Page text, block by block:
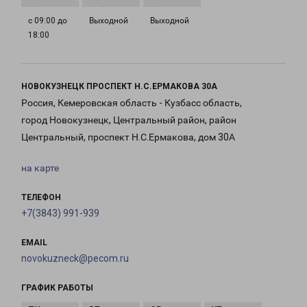
с 09:00 до
18:00
Выходной Выходной
НОВОКУЗНЕЦК ПРОСПЕКТ Н.С.ЕРМАКОВА 30А
Россия, Кемеровская область - Кузбасс область,
город Новокузнецк, Центральный район, район
Центральный, проспект Н.С.Ермакова, дом 30А
на карте
ТЕЛЕФОН
+7(3843) 991-939
EMAIL
novokuzneck@pecom.ru
ГРАФИК РАБОТЫ